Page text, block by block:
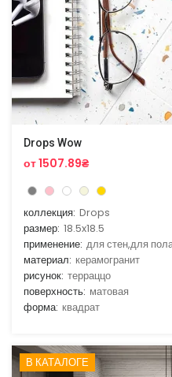
Drops Wow
от 1507.89₴
коллекция: Drops
размер: 18.5x18.5
применение: для стен,для
материал: керамогранит
рисунок: терраццо
поверхность: матовая
форма: квадрат
В КАТАЛОГЕ